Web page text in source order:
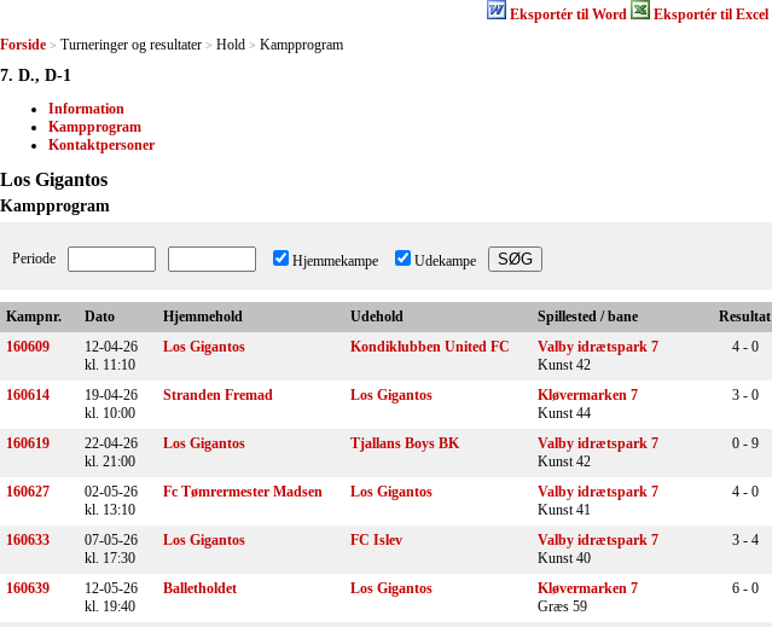
Eksportér til Word Eksportér til Excel
Forside > Turneringer og resultater > Hold > Kampprogram
7. D., D-1
Information
Kampprogram
Kontaktpersoner
Los Gigantos
Kampprogram
Periode Hjemmekampe Udekampe
Kampnr. Dato Hjemmehold Udehold Spillested / bane
Resultat
160609
12-04-26
kl. 11:10
Los Gigantos Kondiklubben United FC
Valby idrætspark 7
Kunst 42
4 - 0
160614
19-04-26
kl. 10:00
Stranden Fremad Los Gigantos
Kløvermarken 7
Kunst 44
3 - 0
160619
22-04-26
kl. 21:00
Los Gigantos Tjallans Boys BK
Valby idrætspark 7
Kunst 42
0 - 9
160627
02-05-26
kl. 13:10
Fc Tømrermester Madsen Los Gigantos
Valby idrætspark 7
Kunst 41
4 - 0
160633
07-05-26
kl. 17:30
Los Gigantos FC Islev
Valby idrætspark 7
Kunst 40
3 - 4
160639
12-05-26
kl. 19:40
Balletholdet Los Gigantos
Kløvermarken 7
Græs 59
6 - 0